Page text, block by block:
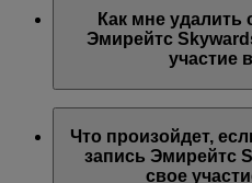
электронной почты, на
письма. flydubai несет
вашей личной
Как мне удалить
Эмирейтс
участие
Skywards или
любой момент.
Что произойдет,
запись Эмирейтс
свое